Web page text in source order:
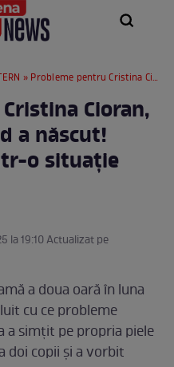
» Probleme pentru Cristina Cioran, la trei luni de când a născut! Vedeta trece printr-o situație dificilă
Cioran,
a născut!
o situație
la 19:10 Actualizat pe
a doua oară în luna
cu ce probleme
a simțit pe propria piele
doi copii și a vorbit